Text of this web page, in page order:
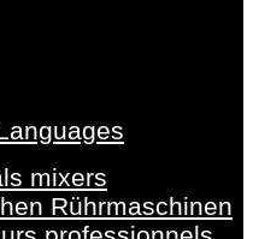
mixers
Rührmaschinen